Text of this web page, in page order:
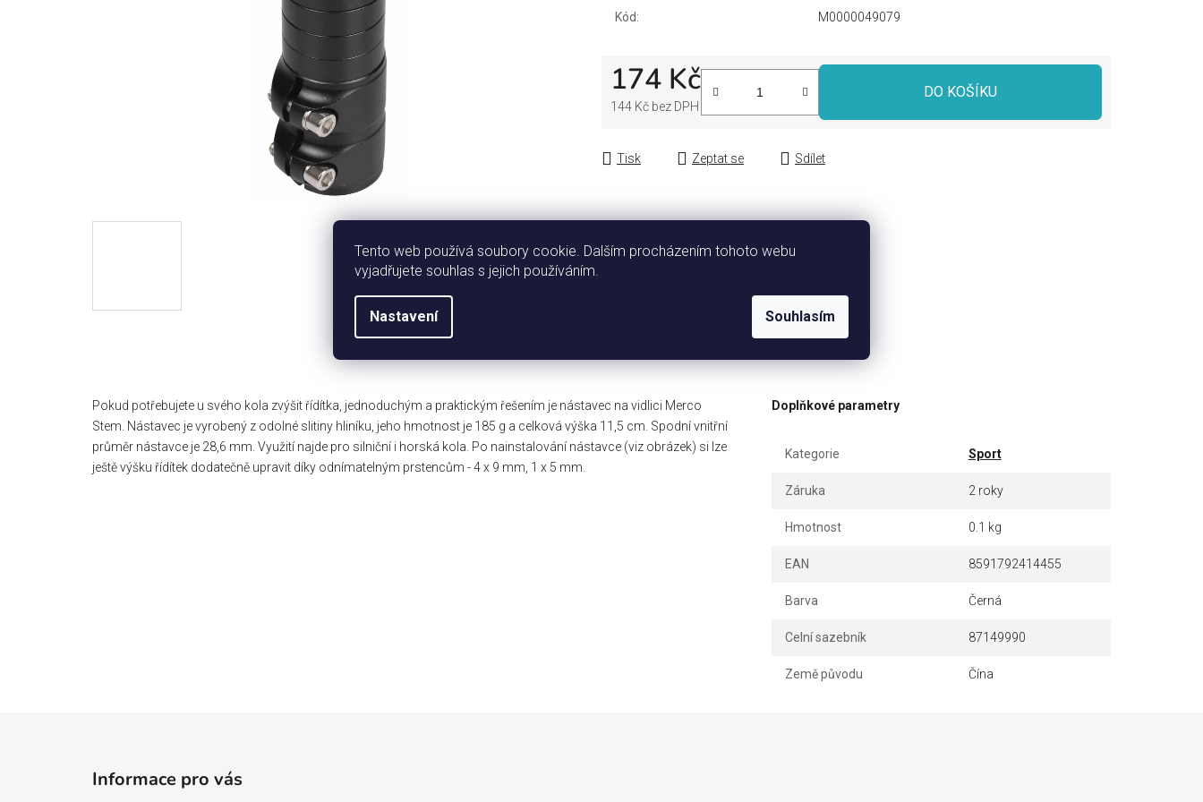
Tento web používá soubory cookie. Dalším procházením tohoto webu
vyjadřujete souhlas s jejich používáním.
Nastavení Souhlasím
Kód: M0000049079
174 Kč
144 Kč bez DPH
DO KOŠÍKU
Tisk Zeptat se Sdílet
Pokud potřebujete u svého kola zvýšit řídítka, jednoduchým a praktickým řešením je nástavec na vidlici Merco
Stem. Nástavec je vyrobený z odolné slitiny hliníku, jeho hmotnost je 185 g a celková výška 11,5 cm. Spodní vnitřní
průměr nástavce je 28,6 mm. Využití najde pro silniční i horská kola. Po nainstalování nástavce (viz obrázek) si lze
ještě výšku řídítek dodatečně upravit díky odnímatelným prstencům - 4 x 9 mm, 1 x 5 mm.
Doplňkové parametry
Kategorie Sport
Záruka 2 roky
Hmotnost 0.1 kg
EAN 8591792414455
Barva Černá
Celní sazebník 87149990
Země původu Čína
Informace pro vás